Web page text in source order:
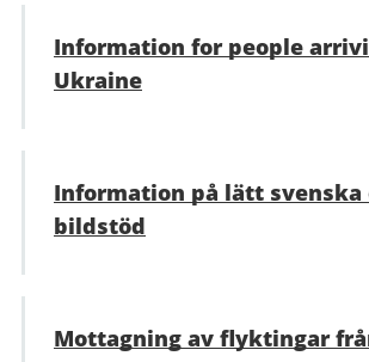
Information for people
Ukraine
Information på lätt svenska
bildstöd
Mottagning av flyktingar